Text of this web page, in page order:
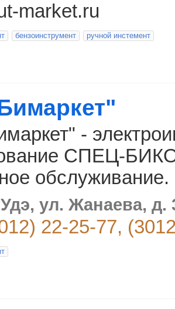
market.ru
бензоинструмент ручной инстемент
-
СПЕЦ-
обслуживание.
Удэ, ул. Жанаева, д.
22-25-77,